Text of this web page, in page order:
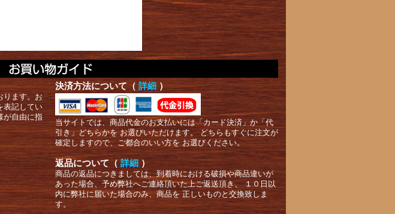
ります。お
表記してい
が自由に指
決済方法について（ 詳細 ）
当サイトでは、商品代金のお支払いには「カード決済」か「代
引き」どちらかを お選びいただけます。 どちらもすぐに注文が
確定しますので、ご都合のいい方を お選びください。
返品について（ 詳細 ）
商品の返品につきましては、到着時における破損や商品違いが
あった場合、予め弊社へご連絡頂いた上ご返送頂き、 １０日以
内に弊社に届いた場合のみ、商品を 正しいものと交換致しま
す。